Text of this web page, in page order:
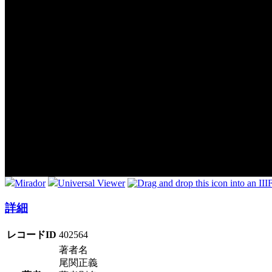
Mirador Universal Viewer
詳細
レコードID 402564
著者名
尾関正義